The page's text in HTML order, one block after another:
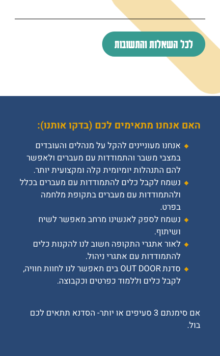
לכל השאלות והתשובות
האם אנחנו מתאימים לכם (בדקו אותנו):
אנחנו מעוניינים להקל על מנהלים והעובדים
במצבי משבר והתמודדות עם מעברים ולאפשר
להם התנהלות יומיומית קלה ומקצועית יותר.
נשמח לקבל כלים להתמודדות עם מעברים בכלל
ולהתמודדות עם מעברים בתקופת מלחמה
בפרט.
נשמח לספק לאנשינו מרחב מאפשר לשיח
ושיתוף.
לאור אתגרי התקופה חשוב לנו להקנות כלים
להתמודדות עם אתגרי ניהול.
סדנת OUT DOOR בים תאפשר לנו לחוות חוויה,
לקבל כלים וללמוד כפרטים וכקבוצה.
אם סימנתם 3 סעיפים או יותר- הסדנא תתאים לכם
בול.